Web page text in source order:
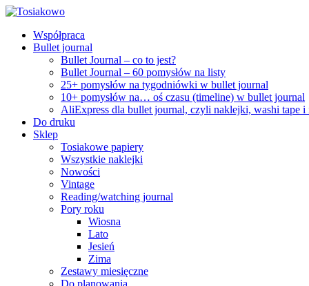
Współpraca
Bullet journal
Bullet Journal – co to jest?
Bullet Journal – 60 pomysłów na listy
25+ pomysłów na tygodniówki w bullet journal
10+ pomysłów na… oś czasu (timeline) w bullet journal
AliExpress dla bullet journal, czyli naklejki, washi tape i
Do druku
Sklep
Tosiakowe papiery
Wszystkie naklejki
Nowości
Vintage
Reading/watching journal
Pory roku
Wiosna
Lato
Jesień
Zima
Zestawy miesięczne
Do planowania